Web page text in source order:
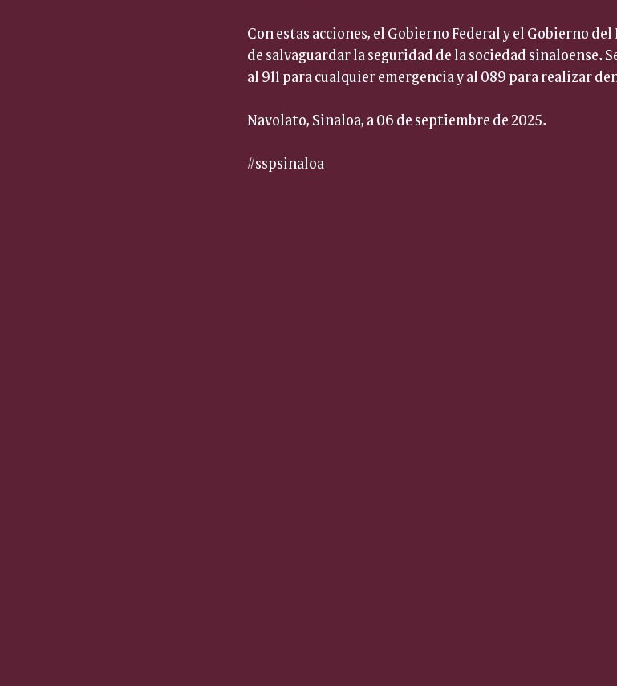
Con estas acciones, el Gobierno Federal y el Gobierno
de salvaguardar la seguridad de la sociedad sinaloense.
al 911 para cualquier emergencia y al 089 para realizar
Navolato, Sinaloa, a 06 de septiembre de 2025.
#sspsinaloa